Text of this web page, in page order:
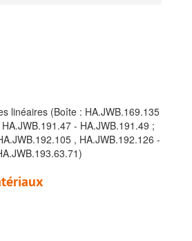
linéaires (Boîte : HA.JWB.169.135
- HA.JWB.191.49 ;
, HA.JWB.192.126 -